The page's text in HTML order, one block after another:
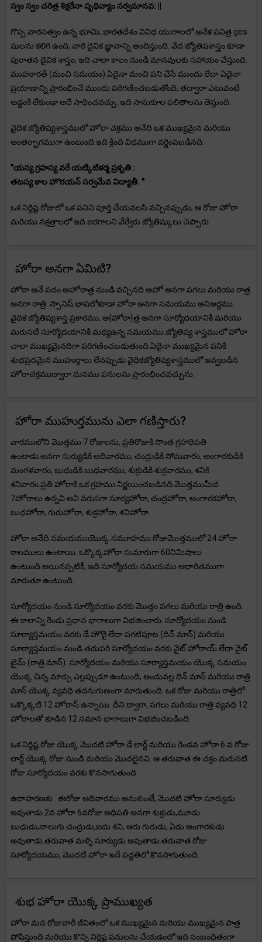
స్వం స్వం చరిత్ర శిక్షరేనా పృథివ్యాం సర్వమానవ: ||
గొప్ప వారసత్వం ఉన్న భూమి, భారతదేశం వివిధ యుగాలలో అనేక పవిత్ర ges
షులను కలిగి ఉంది, వారి దైవిక జ్ఞానాన్ని అందిస్తుంది. వేద జ్యోతిషశాస్త్రం కూడా
పురాతన దైవిక శాస్త్రం, ఇది చాలా కాలం నుండి మానవులకు సహాయం చేస్తుంది.
ముహూరత్ (మంచి సమయం) ఏదైనా మంచి పని చేసే ముందు లేదా ఏదైనా
ప్రయాణాన్ని ప్రారంభించే ముందు పరిగణించబడుతోంది, తద్వారా ఎటువంటి
అడ్డంకి లేకుండా అదే సాధించవచ్చు. ఇది సానుకూల ఫలితాలను తెస్తుంది.
వైదిక జ్యోతిష్యశాస్త్రములో హోరా చక్రము అనేది ఒక ముఖ్యమైన మరియు
అంతర్భాగముగా ఉంటుంది.ఇది క్రింది విధముగా వర్ణింపబడినది.
"యస్య గ్రహస్య వరే యట్కిటికర్మ ప్రకృతి :
తటస్య కాల హొరయన్ సర్వమేవ విద్యాతీ. "
ఒక నిర్దిష్ట రోజులో ఒక పనిని పూర్తి చేయవలసి వచ్చినప్పుడు, ఆ రోజు హోరా
మరియు నక్షత్రాలలో ఇది జరగాలని వేర్వేరు జ్యోతిష్కులు చెప్పారు.
హోరా అనగా ఏమిటి?
హోరా అనే పదం అహోరాత్ర నుండి వచ్చినది.అహో అనగా పగలు మరియు రాత్ర
అనగా రాత్రి. స్పానిష్ భాషలోకూడా హోరా అనగా సమయము అనిఅర్ధము.
వైదిక జ్యోతిష్యశాస్త్ర ప్రకారము, అ{హోరా}త్ర అనగా సూర్యోదయానికి మరియు
మరుసటి సూర్యోదయానికి మధ్యఉన్న సమయము.జ్యోతిష్య శాస్త్రములో హోరా
చాలా ముఖ్యమైనదిగా పరిగణించబడుతుంది.ఏదైనా ముఖ్యమైన పనికి
శుభప్రదమైన ముహుర్తాలు లేనప్పుడు వైధికజ్యోతిష్యశాస్త్రములో ఇవ్వబడిన
హోరాచక్రముద్వారా మనము పనులను ప్రారంభించవచ్చును.
హోరా ముహుర్తమును ఎలా గణిస్తారు?
వారములోని మొత్తము 7 రోజులను, ప్రతిరొజుకి సొంత గ్రహాధిపతి
ఉంటాడు.అనగా సుర్యుడికి ఆదివారము, చంద్రుడికి సోమవారం, అంగారకుడికి
మంగళవారం, బుధుడికి బుధవారము, శుక్రుడికి శుక్రవారము, శనికి
శనివారం.ప్రతి హోరాకి ఒక గ్రహము నిర్ణయించబడినది.మొత్తముమీద
7హోరాలు ఉన్నవి.అవి వరుసగా సూర్యహోరా, చంద్రహోరా, అంగారకహోరా,
బుధహోరా, గురుహోరా, శుక్రహోరా, శనిహోరా.
హోరా అనేది సమయముయొక్క సమూహము.రోజుమొత్తములో 24 హోరా
కాలములు ఉంటాయి. ఒక్కొక్కహోరా సుమారుగా 60నిమిషాలు
ఉంటుంది.అయినప్పటికీ, ఇది సూర్యోదయ సమయము ఆధారితముగా
మారుతూ ఉంటుంది.
సూర్యోదయం నుండి సూర్యోదయం వరకు మొత్తం పగలు మరియు రాత్రి ఉంది.
ఈ కాలాన్ని రెండు ప్రధాన భాగాలుగా విభజించారు. సూర్యోదయం నుండి
సూర్యాస్తమయం వరకు డే హొరై లేదా పగటిపూట (దిన్ మాన్) మరియు
సూర్యాస్తమయం నుండి తదుపరి సూర్యోదయం వరకు నైట్ హోరాయ్ లేదా నైట్
టైమ్ (రాత్రి మాన్). సూర్యోదయం మరియు సూర్యాస్తమయం యొక్క సమయం
యొక్క చిన్న మార్పు ఎల్లప్పుడూ ఉంటుంది, అందువల్ల దిన్ మాన్ మరియు రాత్రి
మాన్ యొక్క వ్యవధి తదనుగుణంగా మారుతుంది. ఒక రోజు మరియు రాత్రిలో
ఒక్కొక్కటి 12 హోరాస్ ఉన్నాయి. దీని ద్వారా, పగలు మరియు రాత్రి వ్యవధి 12
హోరాలతో కూడిన 12 సమాన భాగాలుగా విభజించబడింది.
ఒక నిర్దిష్ట రోజు యొక్క మొదటి హోరా డే లార్డ్ మరియు రెండవ హోరా 6 వ రోజు
లార్డ్ యొక్క రోజు నుండి మరియు మొదలైనవి. ఆ తరువాత ఈ చక్రం మరుసటి
రోజు సూర్యోదయం వరకు కొనసాగుతుంది.
ఉదాహరణకు : ఈరోజు ఆదివారము అనుకుంటే, మొదటి హోరా సూర్యుడు
అవుతాడు.2వ హోరా 6వరోజు అధిపతి అనగా శుక్రుడు,మూడు
బుధుడు,నాలుగు చంద్రుడు,ఐదు శని, ఆరు గురుడు, ఏడు అంగారకుడు
అవుతాడు.తరువాత మళ్ళి సూర్యుడు అవుతాడు.తరువాత రోజు
సూర్యోదయము, మొదటి హోరా ఇదే పద్దతిలో కొనసాగుతుంది.
శుభ హోరా యొక్క ప్రాముఖ్యత
హోరా మన రోజువారీ జీవితంలో ఒక ముఖ్యమైన మరియు ముఖ్యమైన పాత్ర
పోషిస్తుంది మరియు కొన్ని నిర్దిష్ట పనులను చేయడంలో ఇది సంబంధితంగా